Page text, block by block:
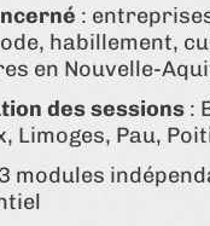
:
habillement,
en Nouvelle-
des sessions :
Limoges, Pau,
modules